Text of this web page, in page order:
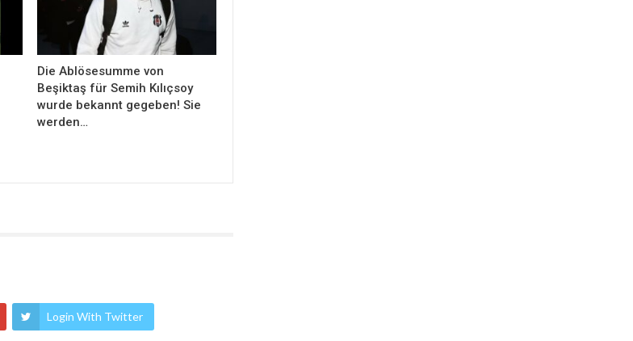
Die Ablösesumme von
Beşiktaş für Semih Kılıçsoy
wurde bekannt gegeben! Sie
werden…
Login With Twitter